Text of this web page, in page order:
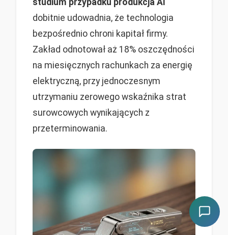
dobitnie udowadnia, że technologia
bezpośrednio chroni kapitał firmy.
Zakład odnotował aż 18% oszczędności
na miesięcznych rachunkach za energię
elektryczną, przy jednoczesnym
utrzymaniu zerowego wskaźnika strat
surowcowych wynikających z
przeterminowania.